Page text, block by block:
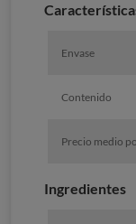
Envase
Contenido
Precio medio
Ingredientes